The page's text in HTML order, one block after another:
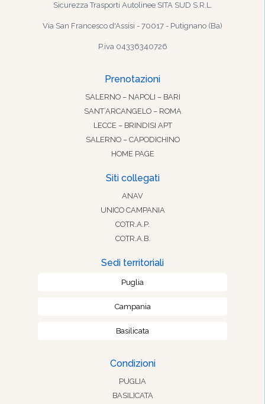
Sicurezza Trasporti Autolinee SITA SUD S.R.L.
Via San Francesco d'Assisi - 70017 - Putignano (Ba)
P.iva 04336340726
Prenotazioni
SALERNO – NAPOLI – BARI
SANT’ARCANGELO – ROMA
LECCE – BRINDISI APT
SALERNO – CAPODICHINO
HOME PAGE
Siti collegati
ANAV
UNICO CAMPANIA
COTR.A.P.
COTR.A.B.
Sedi territoriali
Puglia
Campania
Basilicata
Condizioni
PUGLIA
BASILICATA